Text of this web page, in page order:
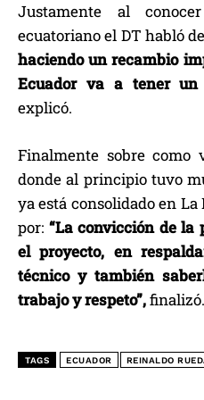
Justamente al
ecuatoriano el DT habló
haciendo un recambio
Ecuador va a tener un
explicó.
Finalmente sobre como
donde al principio tuvo
ya está consolidado en La
por: “La convicción de la
el proyecto, en
técnico y también
trabajo y respeto”,finalizó.
TAGS ECUADOR REINALDO